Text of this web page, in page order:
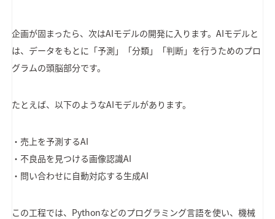
企画が固まったら、次はAIモデルの開発に入ります。AIモデルと
は、データをもとに「予測」「分類」「判断」を行うためのプロ
グラムの頭脳部分です。
たとえば、以下のようなAIモデルがあります。
・売上を予測するAI
・不良品を見つける画像認識AI
・問い合わせに自動対応する生成AI
この工程では、Pythonなどのプログラミング言語を使い、機械